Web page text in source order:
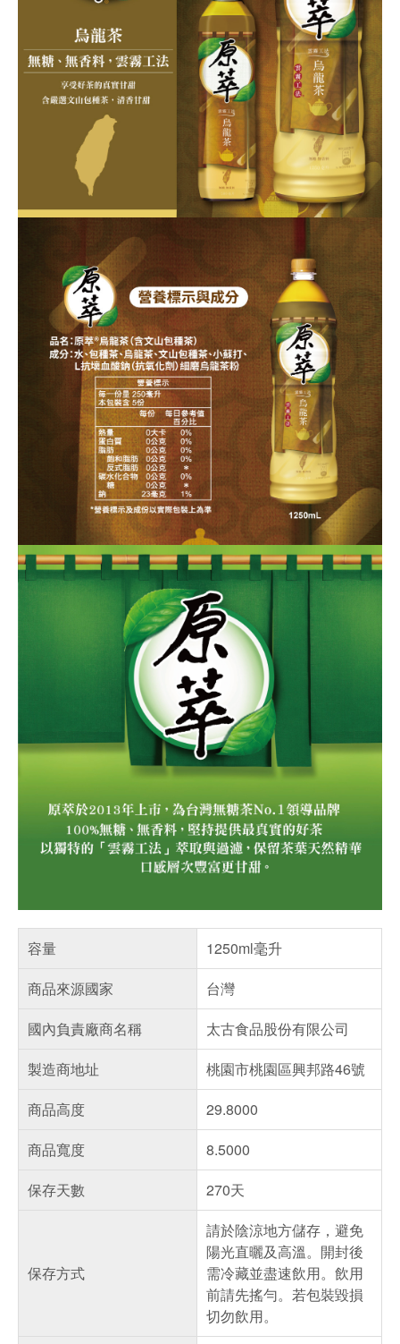
容量
1250ml毫升
商品來源國家
台灣
國內負責廠商名稱
太古食品股份有限公司
製造商地址
桃園市桃園區興邦路46號
商品高度
29.8000
商品寬度
8.5000
保存天數
270天
保存方式
請於陰涼地方儲存，避免
陽光直曬及高溫。開封後
需冷藏並盡速飲用。飲用
前請先搖勻。若包裝毀損
切勿飲用。